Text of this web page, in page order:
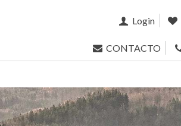
Login
CONTACTO